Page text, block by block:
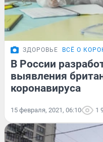
ЗДОРОВЬЕ ВСЁ О
В России
выявления
коронавируса
15 февраля, 2021, 06:10 1